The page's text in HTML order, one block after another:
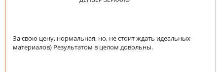
За свою цену, нормальная, но, не стоит ждать идеальных
материалов) Результатом в целом довольны.